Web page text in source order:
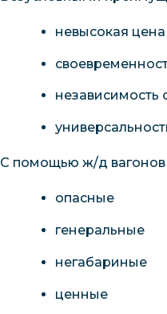
невысокая цена
независимость
С помощью ж/д вагонов
опасные
генеральные
негабариные
ценные